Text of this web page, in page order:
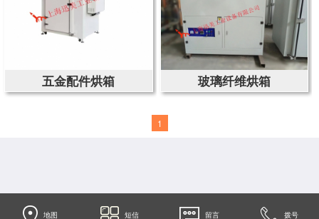
五金配件烘箱 玻璃纤维烘箱
1
地图 短信 留言 拨号